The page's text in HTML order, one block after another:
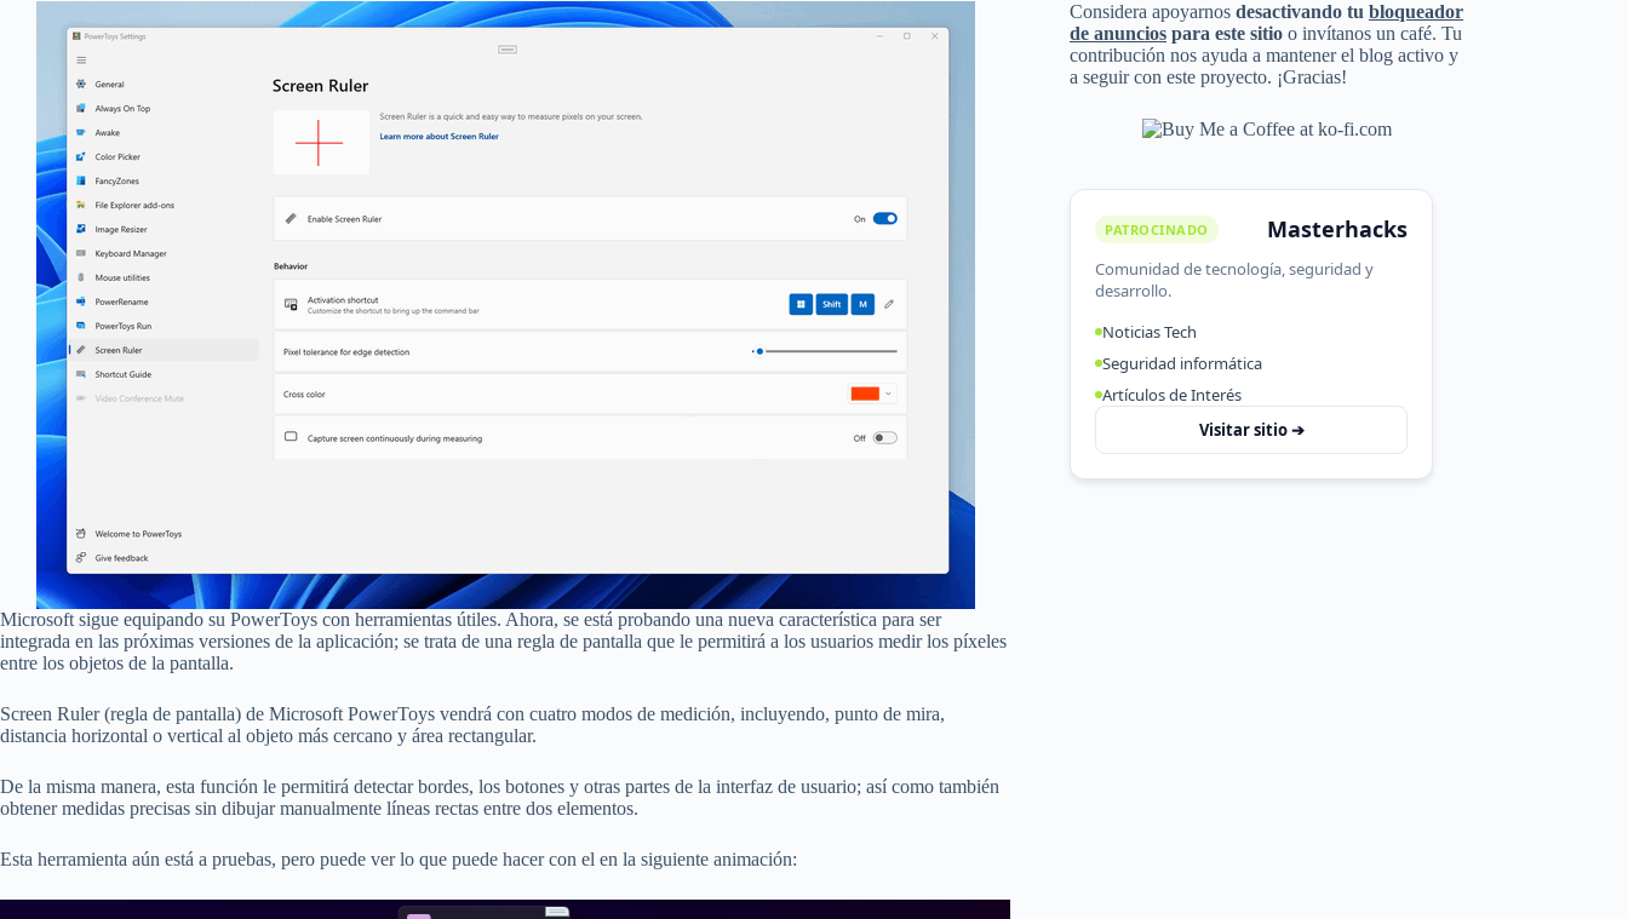
Microsoft sigue equipando su PowerToys con herramientas útiles. Ahora, se está probando una nueva característica para ser
integrada en las próximas versiones de la aplicación; se trata de una regla de pantalla que le permitirá a los usuarios medir los píxeles
entre los objetos de la pantalla.
Screen Ruler (regla de pantalla) de Microsoft PowerToys vendrá con cuatro modos de medición, incluyendo, punto de mira,
distancia horizontal o vertical al objeto más cercano y área rectangular.
De la misma manera, esta función le permitirá detectar bordes, los botones y otras partes de la interfaz de usuario; así como también
obtener medidas precisas sin dibujar manualmente líneas rectas entre dos elementos.
Esta herramienta aún está a pruebas, pero puede ver lo que puede hacer con el en la siguiente animación:
Considera apoyarnosdesactivando tubloqueador
de anuncios para este sitio o invítanos un café. Tu
contribución nos ayuda a mantener el blog activo y
a seguir con este proyecto. ¡Gracias!
PATROCINADO Masterhacks
Comunidad de tecnología, seguridad y
desarrollo.
Noticias Tech
Seguridad informática
Artículos de Interés
Visitar sitio ➔